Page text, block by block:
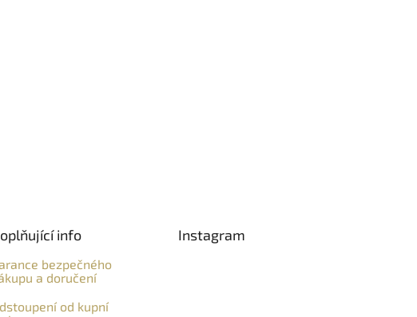
info
bezpečného
a doručení
od kupní
Instagram